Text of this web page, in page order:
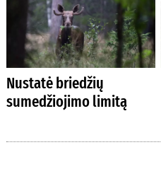
Nustatė briedžių
sumedžiojimo limitą